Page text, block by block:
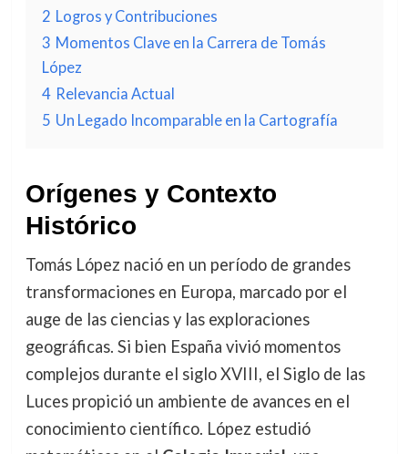
2 Logros y Contribuciones
3 Momentos Clave en la Carrera de Tomás
López
4 Relevancia Actual
5 Un Legado Incomparable en la Cartografía
Orígenes y Contexto
Histórico
Tomás López nació en un período de grandes
transformaciones en Europa, marcado por el
auge de las ciencias y las exploraciones
geográficas. Si bien España vivió momentos
complejos durante el siglo XVIII, el Siglo de las
Luces propició un ambiente de avances en el
conocimiento científico. López estudió